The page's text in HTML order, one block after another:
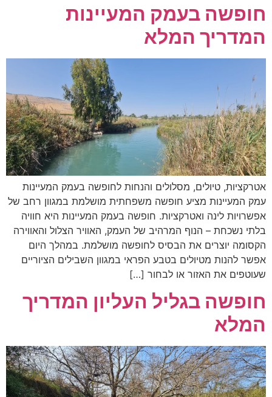
חופשה בעמק המעיינות
המדריך המלא
אטרקציות, טיולים, מסלולים והנחות לחופשה בעמק המעיינות
עמק המעיינות מציע חופשה משפחתית מושלמת במגוון רחב של
אפשרויות לינה ואטרקציות. חופשה בעמק המעיינות היא חוויה
בלתי נשכחת – הנוף המרהיב של העמק, האוויר הצלול והאווירה
הקסומה יוצרים את הבסיס לחופשה מושלמת. במהלך היום
אפשר להנות מטיולים בטבע הפראי במגוון השבילים הציוריים
שעוטפים את האזור או לבחור […]
חופשה בגליל העליון המדריך
המלא